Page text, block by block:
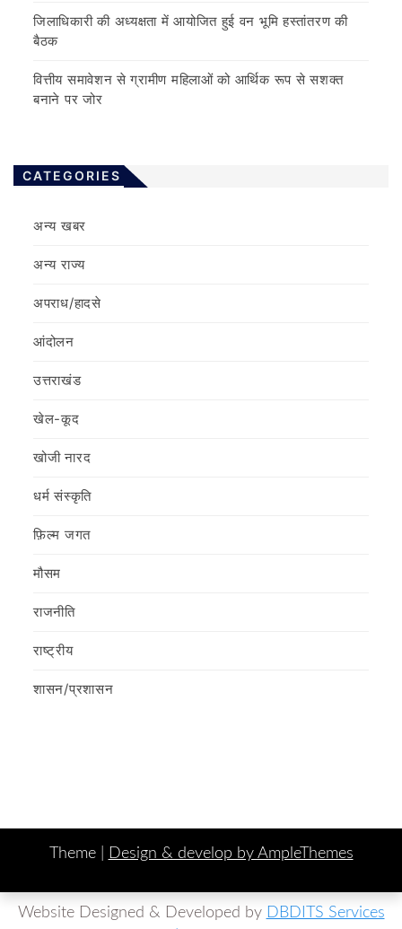
जिलाधिकारी की अध्यक्षता में आयोजित हुई वन भूमि हस्तांतरण की
बैठक
वित्तीय समावेशन से ग्रामीण महिलाओं को आर्थिक रूप से सशक्त
बनाने पर जोर
CATEGORIES
अन्य खबर
अन्य राज्य
अपराध/हादसे
आंदोलन
उत्तराखंड
खेल-कूद
खोजी नारद
धर्म संस्कृति
फ़िल्‍म जगत
मौसम
राजनीति
राष्ट्रीय
शासन/प्रशासन
Theme | Design & develop by AmpleThemes
Website Designed & Developed by DBDITS Services